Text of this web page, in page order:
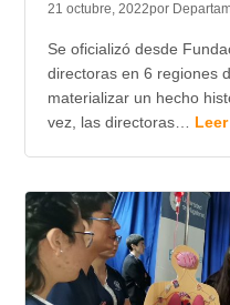
21 octubre, 2022por
Se oficializó desde
directoras en 6 regiones
materializar un hecho
vez, las directoras…